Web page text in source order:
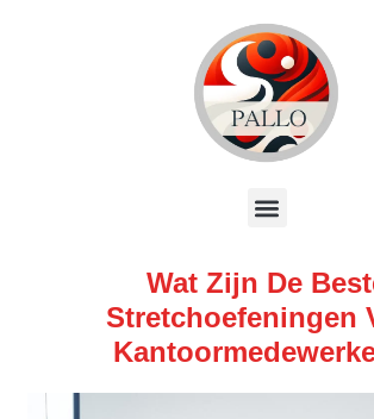
Wat Zijn De
Stretchoefeningen